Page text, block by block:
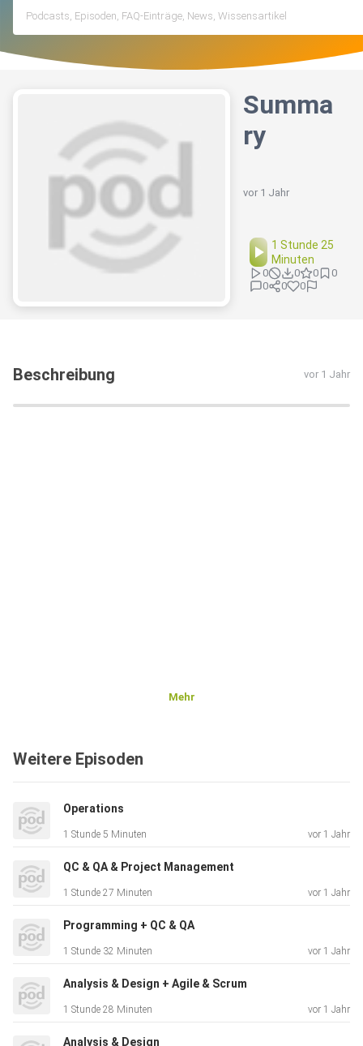
Summa
ry
vor 1 Jahr
1 Stunde 25
Minuten
0 0 0
0
0
0 0
Beschreibung vor 1 Jahr
Mehr
Weitere Episoden
Operations
1 Stunde 5 Minuten vor 1 Jahr
QC & QA & Project Management
1 Stunde 27 Minuten vor 1 Jahr
Programming + QC & QA
1 Stunde 32 Minuten vor 1 Jahr
Analysis & Design + Agile & Scrum
1 Stunde 28 Minuten vor 1 Jahr
Analysis & Design